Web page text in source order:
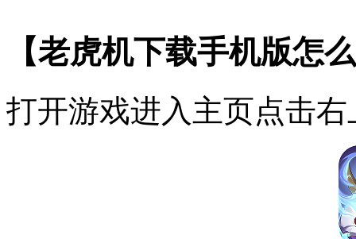
【老虎机下载手机版怎
打开游戏进入主页点击